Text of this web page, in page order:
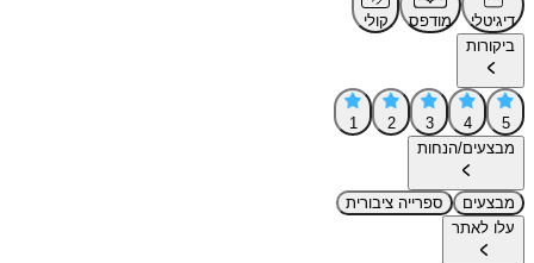
דיגיטלי מודפס
קולי
ביקורות
5
4
3
2
1
מבצעים/הנחות
מבצעים
ספרייה ציבורית
עלו לאתר